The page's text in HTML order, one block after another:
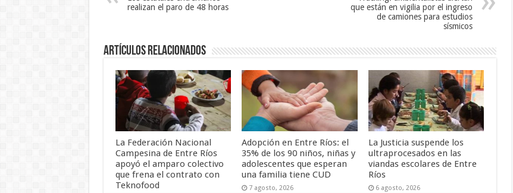
realizan el paro de 48 horas
que están en vigilia por el ingreso
de camiones para estudios
sísmicos
Artículos Relacionados
La Federación Nacional
Campesina de Entre Ríos
apoyó el amparo colectivo
que frena el contrato con
Teknofood
Adopción en Entre Ríos: el
35% de los 90 niños, niñas y
adolescentes que esperan
una familia tiene CUD
7 agosto, 2026
La Justicia suspende los
ultraprocesados en las
viandas escolares de Entre
Ríos
6 agosto, 2026